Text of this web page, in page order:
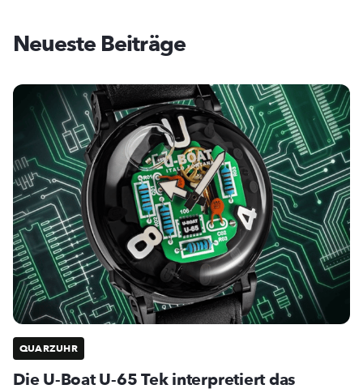
Neueste Beiträge
QUARZUHR
Die U-Boat U-65 Tek interpretiert das